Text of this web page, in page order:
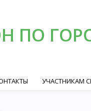
ПО
УЧАСТНИКАМ